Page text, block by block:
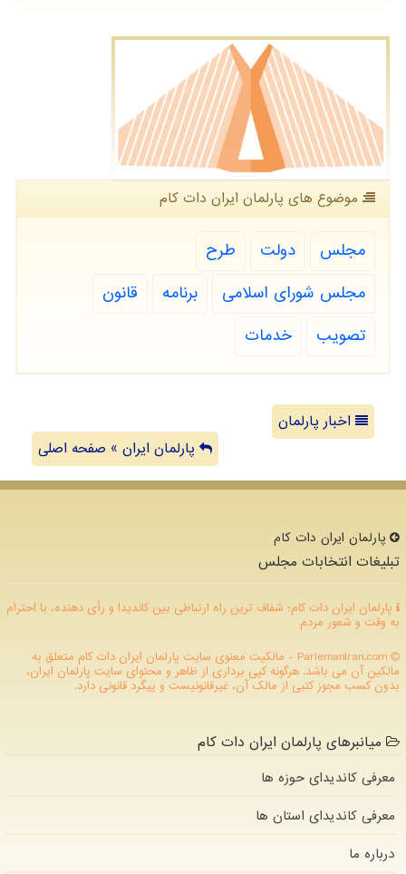
موضوع های پارلمان ایران دات كام
مجلس دولت
طرح
مجلس شورای اسلامی
برنامه
قانون
تصویب
خدمات
اخبار پارلمان
پارلمان ایران » صفحه اصلی
پارلمان ایران دات كام
تبلیغات انتخابات مجلس
پارلمان ایران دات کام؛ شفاف ترین راه ارتباطی بین کاندیدا و رأی دهنده، با احترام
به وقت و شعور مردم
ParlemanIran.com - مالکیت معنوی سایت پارلمان ایران دات كام متعلق به
مالکین آن می باشد. هرگونه کپی برداری از ظاهر و محتوای سایت پارلمان ایران،
بدون کسب مجوز کتبی از مالک آن، غیرقانونیست و پیگرد قانونی دارد.
میانبرهای پارلمان ایران دات کام
معرفی کاندیدای حوزه ها
معرفی کاندیدای استان ها
درباره ما